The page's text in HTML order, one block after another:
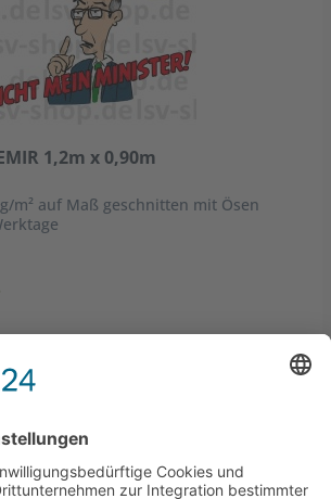
1,2m x 0,90m
m² auf Maß geschnitten mit Ösen